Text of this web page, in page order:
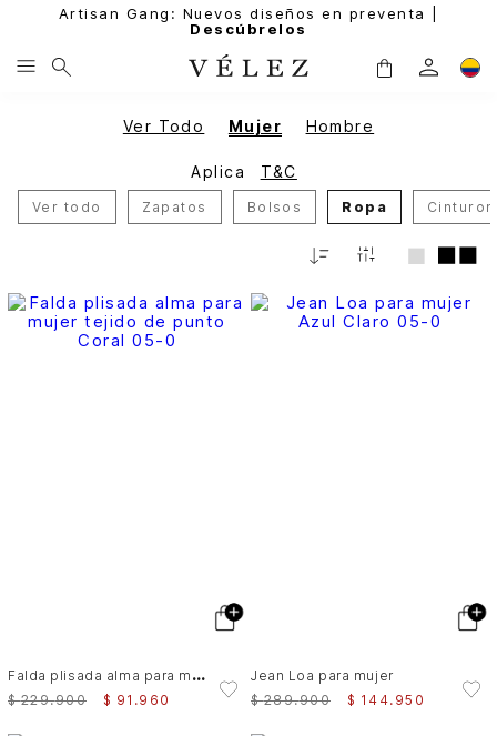
Artisan Gang: Nuevos diseños en preventa |
Descúbrelos
Ver Todo Mujer Hombre
Aplica T&C
Ver todo Zapatos Bolsos Ropa
Relevancia
F
alda plisada alma para mujer tejido de punto
$ 229.900 $ 91 .960
Jean Loa para mujer
$ 289.900 $ 144. 950